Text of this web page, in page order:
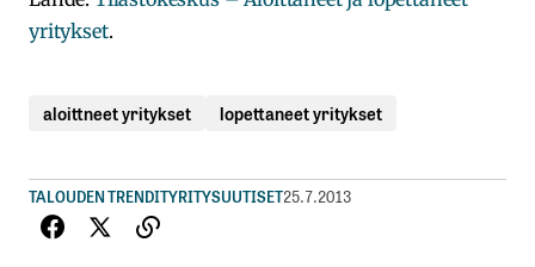
yritykset.
aloittneet yritykset lopettaneet yritykset
TALOUDEN TRENDITYRITYSUUTISET25.7.2013